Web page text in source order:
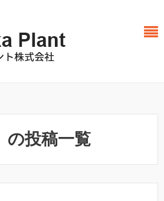
の投稿一覧